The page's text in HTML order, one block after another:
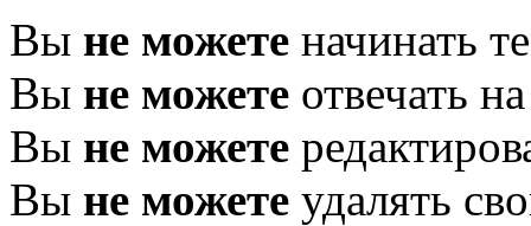
Вы не можете начинать
Вы не можете отвечать
Вы не можете
Вы не можете удалять